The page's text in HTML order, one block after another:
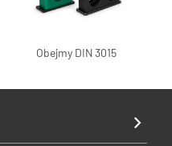
Obejmy DIN 3015